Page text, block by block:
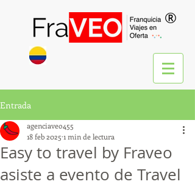
®
Entrada
Easy to travel by Fraveo
asiste a evento de Travel
agenciaveo455
18 feb 2025 1 min de lectura